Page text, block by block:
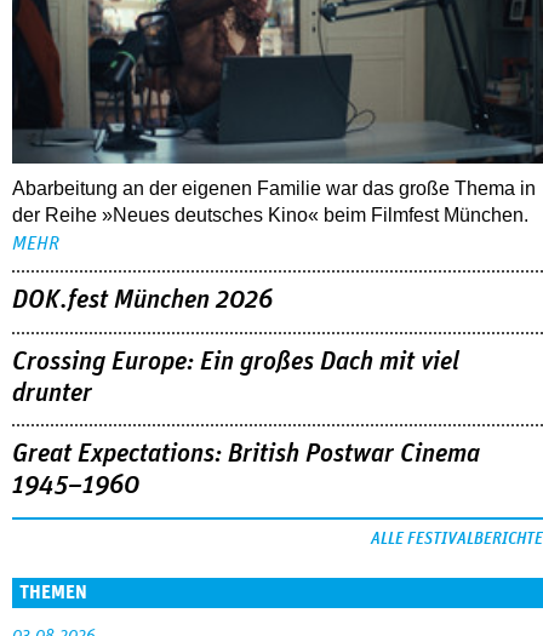
Abarbeitung an der eigenen Familie war das große Thema in
der Reihe »Neues deutsches Kino« beim Filmfest München.
MEHR
DOK.fest München 2026
Crossing Europe: Ein großes Dach mit viel
drunter
Great Expectations: British Postwar Cinema
1945–1960
ALLE FESTIVALBERICHTE
THEMEN